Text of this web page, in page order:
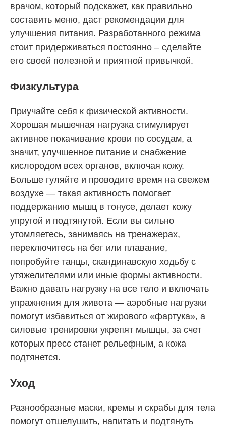
врачом, который подскажет, как правильно
составить меню, даст рекомендации для
улучшения питания. Разработанного режима
стоит придерживаться постоянно – сделайте
его своей полезной и приятной привычкой.
Физкультура
Приучайте себя к физической активности.
Хорошая мышечная нагрузка стимулирует
активное покачивание крови по сосудам, а
значит, улучшенное питание и снабжение
кислородом всех органов, включая кожу.
Больше гуляйте и проводите время на свежем
воздухе — такая активность помогает
поддержанию мышц в тонусе, делает кожу
упругой и подтянутой. Если вы сильно
утомляетесь, занимаясь на тренажерах,
переключитесь на бег или плавание,
попробуйте танцы, скандинавскую ходьбу с
утяжелителями или иные формы активности.
Важно давать нагрузку на все тело и включать
упражнения для живота — аэробные нагрузки
помогут избавиться от жирового «фартука», а
силовые тренировки укрепят мышцы, за счет
которых пресс станет рельефным, а кожа
подтянется.
Уход
Разнообразные маски, кремы и скрабы для тела
помогут отшелушить, напитать и подтянуть